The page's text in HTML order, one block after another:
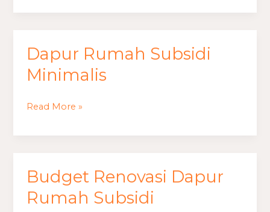
Dapur Rumah Subsidi
Minimalis
Dapur
Rumah
Subsidi
Read More »
Budget Renovasi Dapur
Rumah Subsidi
Budget
Renovasi
Dapur